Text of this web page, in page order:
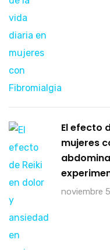
El efecto
mujeres
noviembre